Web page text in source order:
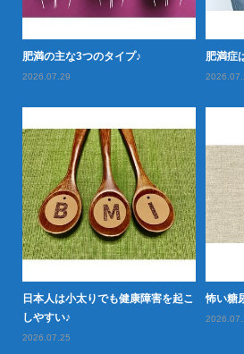
肥満の主な3つのタイプ♪
2026.07.29
肥満症
日本人は小太りでも健康障害を起こ
しやすい♪
2026.07.25
怖い糖